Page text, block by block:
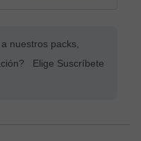
nuestros packs,
Elige Suscríbete